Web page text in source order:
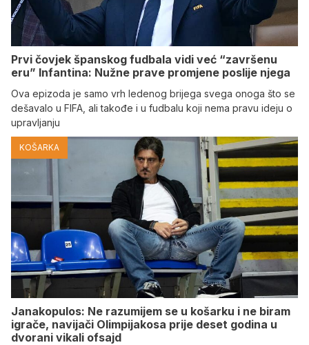
Prvi čovjek španskog fudbala vidi već “završenu
eru” Infantina: Nužne prave promjene poslije njega
Ova epizoda je samo vrh ledenog brijega svega onoga što se
dešavalo u FIFA, ali takođe i u fudbalu koji nema pravu ideju o
upravljanju
KOŠARKA
Janakopulos: Ne razumijem se u košarku i ne biram
igrače, navijači Olimpijakosa prije deset godina u
dvorani vikali ofsajd